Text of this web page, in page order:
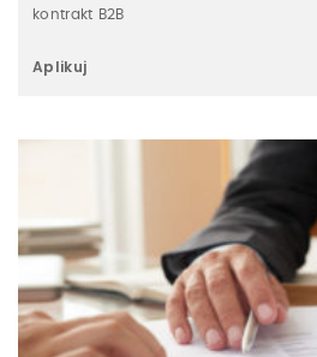
kontrakt B2B
Aplikuj